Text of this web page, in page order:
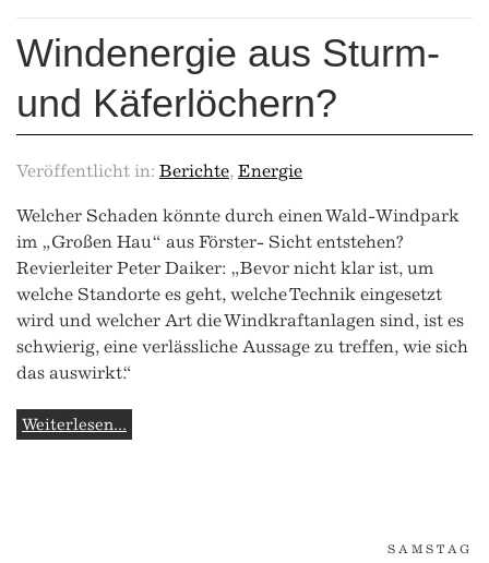
Windenergie aus Sturm-
und Käferlöchern?
Veröffentlicht in: Berichte, Energie
Welcher Schaden könnte durch einen Wald-Windpark
im „Großen Hau“ aus Förster- Sicht entstehen?
Revierleiter Peter Daiker: „Bevor nicht klar ist, um
welche Standorte es geht, welche Technik eingesetzt
wird und welcher Art die Windkraftanlagen sind, ist es
schwierig, eine verlässliche Aussage zu treffen, wie sich
das auswirkt.“
Weiterlesen...
SAMSTAG